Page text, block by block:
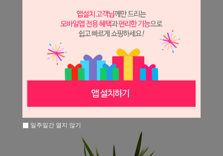
일주일간 열지 않기